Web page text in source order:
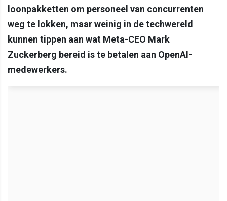
loonpakketten om personeel van concurrenten
weg te lokken, maar weinig in de techwereld
kunnen tippen aan wat Meta-CEO Mark
Zuckerberg bereid is te betalen aan OpenAI-
medewerkers.